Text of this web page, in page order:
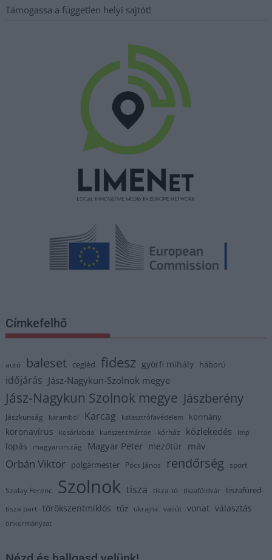
Támogassa a független helyi sajtót!
Címkefelhő
autó baleset cegléd fidesz györfi mihály háború
időjárás Jász-Nagykun-Szolnok megye
Jász-Nagykun Szolnok megye Jászberény
Jászkunság karambol Karcag katasztrófavédelem kormány
koronavírus kosárlabda kunszentmárton kórház közlekedés lmp
lopás magyarország Magyar Péter mezőtúr máv
Orbán Viktor polgármester Pócs János rendőrség sport
Szalay Ferenc Szolnok tisza tisza-tó tiszaföldvár tiszafüred
tisza part törökszentmiklós tűz ukrajna vasút vonat választás
önkormányzat